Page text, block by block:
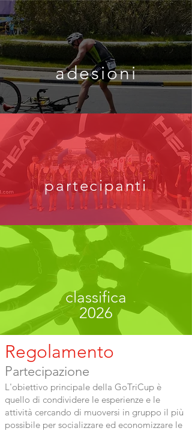
adesioni
partecipanti
classifica
2026
Regolamento
Partecipazione
L'obiettivo principale della GoTriCup è
quello di condividere le esperienze e le
attività cercando di muoversi in gruppo il più
possibile per socializzare ed economizzare le